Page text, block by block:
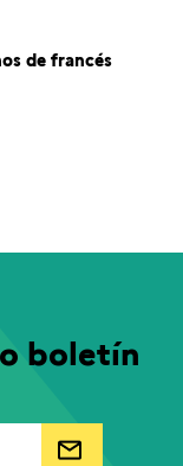
de francés
boletín